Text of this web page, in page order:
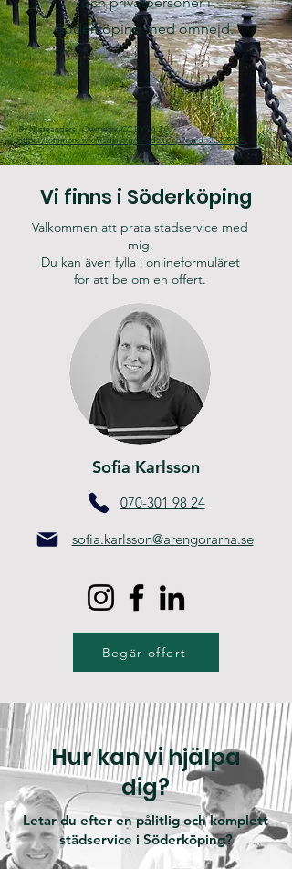
Söderköping med omnejd.
By Nysteanders - Own work, CC BY-SA 3.0,
https://commons.wikimedia.org/w/index.php?curid=22259909
Vi finns i Söderköping
Välkommen att prata städservice med
mig.
Du kan även fylla i onlineformuläret
för att be om en offert.
Sofia Karlsson
070-301 98 24
sofia.karlsson@arengorarna.se
Begär offert
Hur kan vi hjälpa
dig?
Letar du efter en pålitlig och komplett
städservice i Söderköping?​